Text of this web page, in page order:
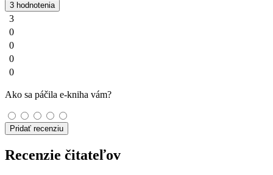
3 hodnotenia
3
0
0
0
0
Ako sa páčila e-kniha vám?
Pridať recenziu
Recenzie čitateľov